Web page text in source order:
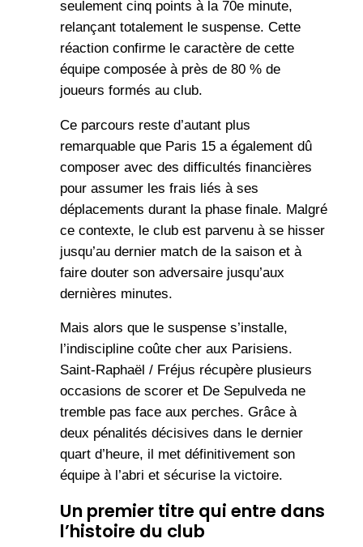
seulement cinq points à la 70e minute,
relançant totalement le suspense. Cette
réaction confirme le caractère de cette
équipe composée à près de 80 % de
joueurs formés au club.
Ce parcours reste d’autant plus
remarquable que Paris 15 a également dû
composer avec des difficultés financières
pour assumer les frais liés à ses
déplacements durant la phase finale. Malgré
ce contexte, le club est parvenu à se hisser
jusqu’au dernier match de la saison et à
faire douter son adversaire jusqu’aux
dernières minutes.
Mais alors que le suspense s’installe,
l’indiscipline coûte cher aux Parisiens.
Saint-Raphaël / Fréjus récupère plusieurs
occasions de scorer et De Sepulveda ne
tremble pas face aux perches. Grâce à
deux pénalités décisives dans le dernier
quart d’heure, il met définitivement son
équipe à l’abri et sécurise la victoire.
Un premier titre qui entre dans
l’histoire du club